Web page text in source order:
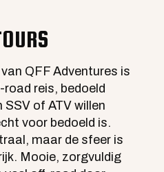
QFF Adventures is
reis, bedoeld
SSV of ATV willen
voor bedoeld is.
maar de sfeer is
Mooie, zorgvuldig